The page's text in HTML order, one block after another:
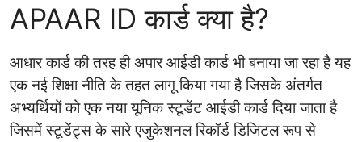
APAAR ID कार्ड क्या है?
आधार कार्ड की तरह ही अपार आईडी कार्ड भी बनाया जा रहा है यह
एक नई शिक्षा नीति के तहत लागू किया गया है जिसके अंतर्गत
अभ्यर्थियों को एक नया यूनिक स्टूडेंट आईडी कार्ड दिया जाता है
जिसमें स्टूडेंट्स के सारे एजुकेशनल रिकॉर्ड डिजिटल रूप से